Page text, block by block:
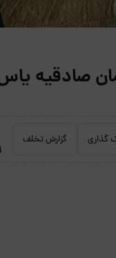
صادقیه یاس مبله 3
گذاری گزارش تخلف